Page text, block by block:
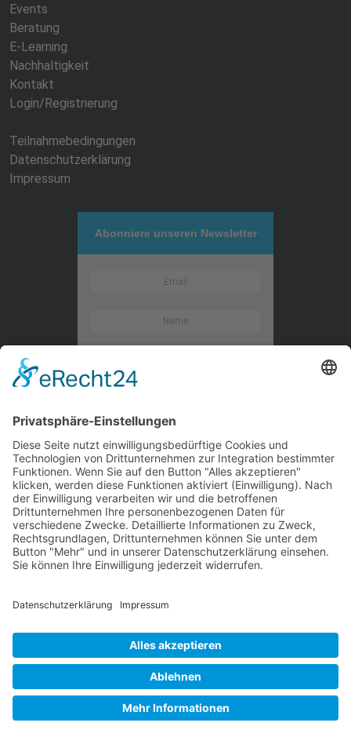
Events
Beratung
E-Learning
Nachhaltigkeit
Kontakt
Login/Registrierung
Teilnahmebedingungen
Datenschutzerklärung
Impressum
Abonniere unseren Newsletter
Kontaktieren Sie uns
WalBee
Bizzmade GmbH
Gießereistraße 29
83022 Rosenheim
Tel.:+49 8031 282 09 50
Web:
www.walbee.de
© 2025 WalBee. Alle Rechte vorbehalten.